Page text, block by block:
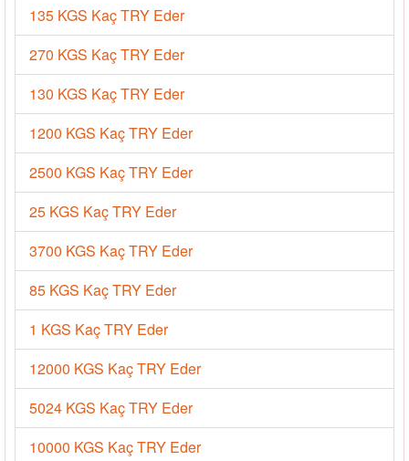
135 KGS Kaç TRY Eder
270 KGS Kaç TRY Eder
130 KGS Kaç TRY Eder
1200 KGS Kaç TRY Eder
2500 KGS Kaç TRY Eder
25 KGS Kaç TRY Eder
3700 KGS Kaç TRY Eder
85 KGS Kaç TRY Eder
1 KGS Kaç TRY Eder
12000 KGS Kaç TRY Eder
5024 KGS Kaç TRY Eder
10000 KGS Kaç TRY Eder